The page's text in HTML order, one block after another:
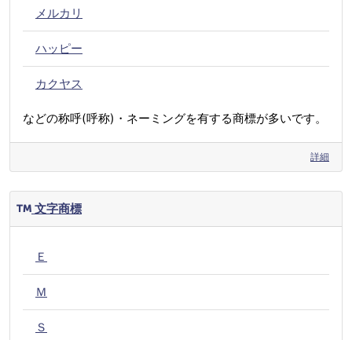
メルカリ
ハッピー
カクヤス
などの称呼(呼称)・ネーミングを有する商標が多いです。
詳細
文字商標
Ｅ
Ｍ
Ｓ